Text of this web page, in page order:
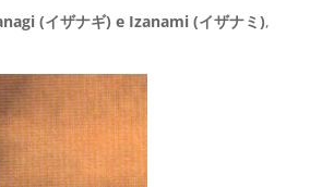
(イザナギ) e Izanami (イザナミ),